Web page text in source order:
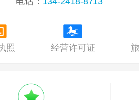
照 经营许可证